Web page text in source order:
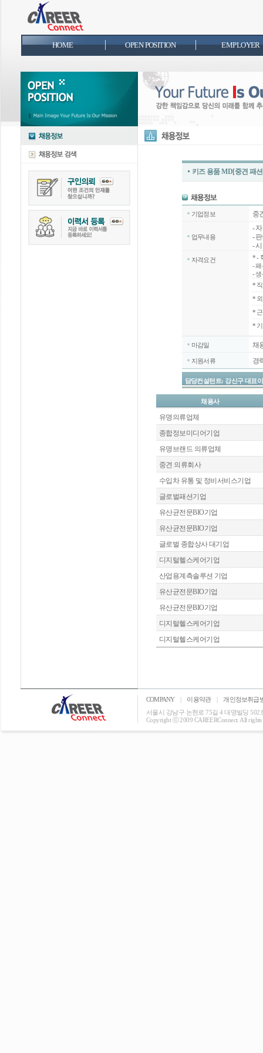
HOME OPEN POSITION EMPLOYER
키즈 용품 MD[중견 패
기업정보 중
업무내용
-
-
-
자격요건 *-
-
-
*
*
*
*
마감일 채
지원서류 경
담당컨설턴트: 강신구 대표
채용사
유명의류업체
종합정보미디어기업
유명브랜드 의류업체
중견 의류회사
수입차 유통 및 정비서비스기업
글로벌패션기업
유산균전문BIO기업
유산균전문BIO기업
글로벌 종합상사 대기업
디지털헬스케어기업
산업용계측솔루션 기업
유산균전문BIO기업
유산균전문BIO기업
디지털헬스케어기업
디지털헬스케어기업
COMPANY | 이용약관 |
개인정보취급
서울시 강남구 논현로 75길 4 대명빌딩 502
Copyright ⓒ 2009 CAREERConnect. All rights